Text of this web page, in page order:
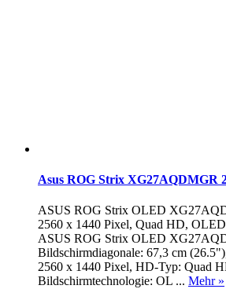
Asus ROG Strix XG27AQDMGR
ASUS ROG Strix OLED
2560 x 1440 Pixel, Quad HD,
ASUS ROG Strix OLED
Bildschirmdiagonale: 67,3 cm
2560 x 1440 Pixel, HD-Typ: Quad
Bildschirmtechnologie: OL ... Mehr »